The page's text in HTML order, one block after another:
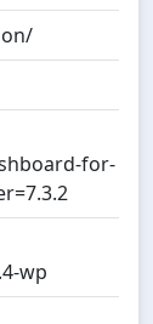
for-
wp